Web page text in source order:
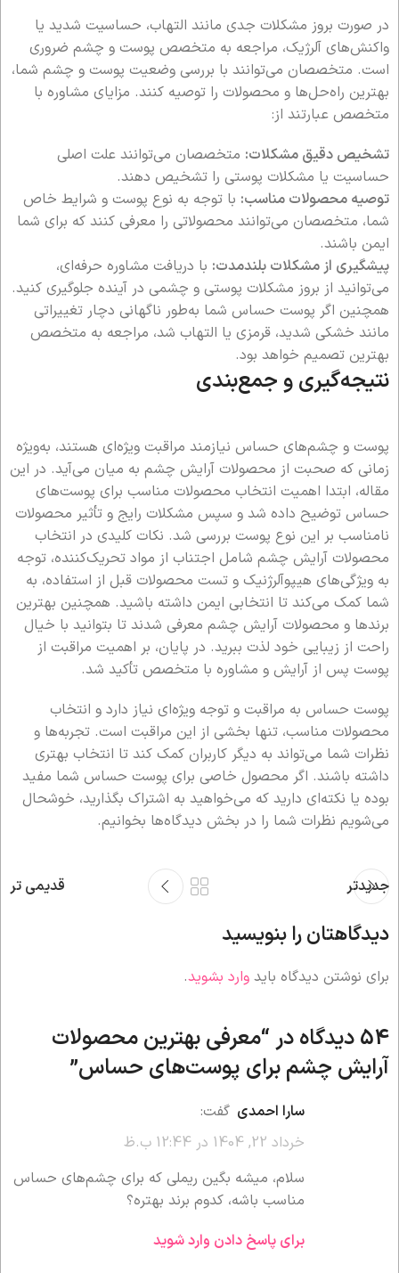
در صورت بروز مشکلات جدی مانند التهاب، حساسیت شدید یا
واکنش‌های آلرژیک، مراجعه به متخصص پوست و چشم ضروری
است. متخصصان می‌توانند با بررسی وضعیت پوست و چشم شما،
بهترین راه‌حل‌ها و محصولات را توصیه کنند. مزایای مشاوره با
متخصص عبارتند از:
تشخیص دقیق مشکلات: متخصصان می‌توانند علت اصلی
حساسیت یا مشکلات پوستی را تشخیص دهند.
توصیه محصولات مناسب: با توجه به نوع پوست و شرایط خاص
شما، متخصصان می‌توانند محصولاتی را معرفی کنند که برای شما
ایمن باشند.
پیشگیری از مشکلات بلندمدت: با دریافت مشاوره حرفه‌ای،
می‌توانید از بروز مشکلات پوستی و چشمی در آینده جلوگیری کنید.
همچنین اگر پوست حساس شما به‌طور ناگهانی دچار تغییراتی
مانند خشکی شدید، قرمزی یا التهاب شد، مراجعه به متخصص
بهترین تصمیم خواهد بود.
نتیجه‌گیری و جمع‌بندی
پوست و چشم‌های حساس نیازمند مراقبت ویژه‌ای هستند، به‌ویژه
زمانی که صحبت از محصولات آرایش چشم به میان می‌آید. در این
مقاله، ابتدا اهمیت انتخاب محصولات مناسب برای پوست‌های
حساس توضیح داده شد و سپس مشکلات رایج و تأثیر محصولات
نامناسب بر این نوع پوست بررسی شد. نکات کلیدی در انتخاب
محصولات آرایش چشم شامل اجتناب از مواد تحریک‌کننده، توجه
به ویژگی‌های هیپوآلرژنیک و تست محصولات قبل از استفاده، به
شما کمک می‌کند تا انتخابی ایمن داشته باشید. همچنین بهترین
برندها و محصولات آرایش چشم معرفی شدند تا بتوانید با خیال
راحت از زیبایی خود لذت ببرید. در پایان، بر اهمیت مراقبت از
پوست پس از آرایش و مشاوره با متخصص تأکید شد.
پوست حساس به مراقبت و توجه ویژه‌ای نیاز دارد و انتخاب
محصولات مناسب، تنها بخشی از این مراقبت است. تجربه‌ها و
نظرات شما می‌تواند به دیگر کاربران کمک کند تا انتخاب بهتری
داشته باشند. اگر محصول خاصی برای پوست حساس شما مفید
بوده یا نکته‌ای دارید که می‌خواهید به اشتراک بگذارید، خوشحال
می‌شویم نظرات شما را در بخش دیدگاه‌ها بخوانیم.
جدیدتر قدیمی تر
دیدگاهتان را بنویسید
برای نوشتن دیدگاه باید وارد بشوید.
54 دیدگاه در “
معرفی بهترین محصولات
آرایش چشم برای پوست‌های حساس”
سارا احمدی گفت:
خرداد 22, 1404 در 12:44 ب.ظ
سلام، میشه بگین ریملی که برای چشم‌های حساس
مناسب باشه، کدوم برند بهتره؟
برای پاسخ دادن وارد شوید